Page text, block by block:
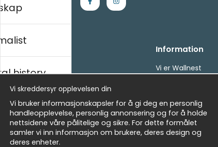
Kontakt oss
- Returer och återbetalningar
- Leverans - enkelt, snabbt &amp; gratis
Om cookies
Mine favoritter
Information
Vi er Wallnest
Nyhetsbrev
history
Vi skreddersyr opplevelsen din
Vi bruker informasjonskapsler for å gi deg en personlig
handleopplevelse, personlig annonsering og for å holde
nettsidene våre pålitelige og sikre. For dette formålet
samler vi inn informasjon om brukere, deres design og
deres enheter.